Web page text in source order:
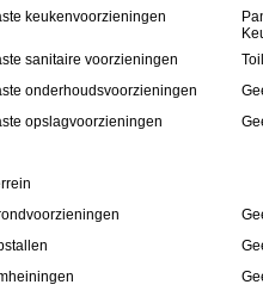
keukenvoorzieningen
sanitaire voorzieningen
onderhoudsvoorzieningen
opslagvoorzieningen